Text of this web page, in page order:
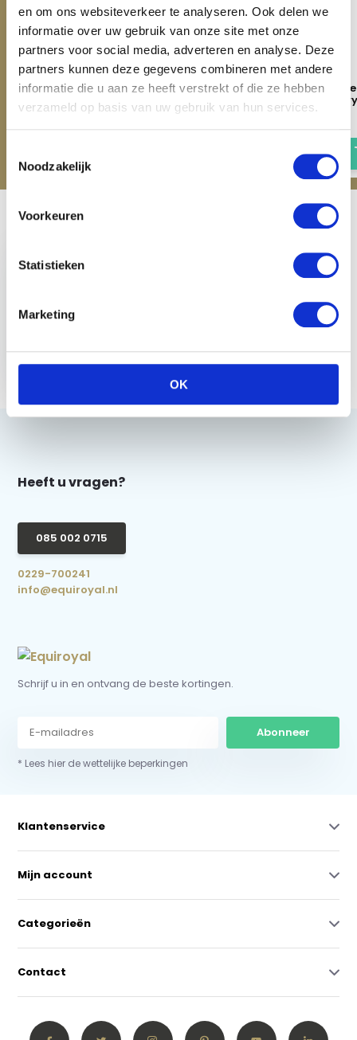
en om ons websiteverkeer te analyseren. Ook delen we
informatie over uw gebruik van onze site met onze
partners voor social media, adverteren en analyse. Deze
partners kunnen deze gegevens combineren met andere
informatie die u aan ze heeft verstrekt of die ze hebben
verzameld op basis van uw gebruik van hun services.
Noodzakelijk
Voorkeuren
Statistieken
Marketing
OK
QHP Trailerlijn - Navy
€ 12,95
Imperial Riding
Hairmaster -
€ 9,95
Recent bekeken
€ 5,95
Heeft u vragen?
085 002 0715
0229-700241
info@equiroyal.nl
Schrijf u in en ontvang de beste kortingen.
Abonneer
* Lees hier de wettelijke beperkingen
Klantenservice
Mijn account
Categorieën
Contact